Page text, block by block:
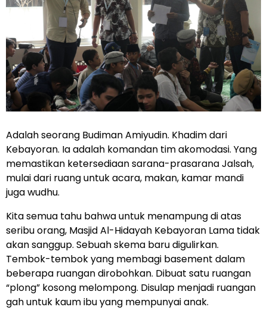
Adalah seorang Budiman Amiyudin. Khadim dari
Kebayoran. Ia adalah komandan tim akomodasi. Yang
memastikan ketersediaan sarana-prasarana Jalsah,
mulai dari ruang untuk acara, makan, kamar mandi
juga wudhu.
Kita semua tahu bahwa untuk menampung di atas
seribu orang, Masjid Al-Hidayah Kebayoran Lama tidak
akan sanggup. Sebuah skema baru digulirkan.
Tembok-tembok yang membagi basement dalam
beberapa ruangan dirobohkan. Dibuat satu ruangan
“plong” kosong melompong. Disulap menjadi ruangan
gah untuk kaum ibu yang mempunyai anak.